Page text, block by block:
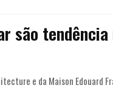
são
e da Maison Edouard